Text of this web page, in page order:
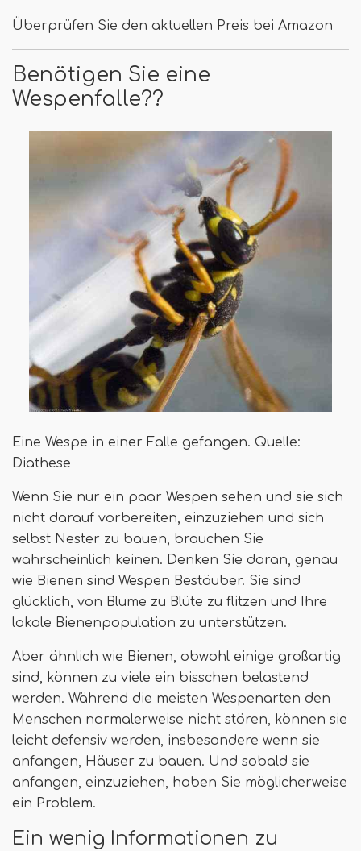
Überprüfen Sie den aktuellen Preis bei Amazon
Benötigen Sie eine
Wespenfalle??
Eine Wespe in einer Falle gefangen. Quelle:
Diathese
Wenn Sie nur ein paar Wespen sehen und sie sich
nicht darauf vorbereiten, einzuziehen und sich
selbst Nester zu bauen, brauchen Sie
wahrscheinlich keinen. Denken Sie daran, genau
wie Bienen sind Wespen Bestäuber. Sie sind
glücklich, von Blume zu Blüte zu flitzen und Ihre
lokale Bienenpopulation zu unterstützen.
Aber ähnlich wie Bienen, obwohl einige großartig
sind, können zu viele ein bisschen belastend
werden. Während die meisten Wespenarten den
Menschen normalerweise nicht stören, können sie
leicht defensiv werden, insbesondere wenn sie
anfangen, Häuser zu bauen. Und sobald sie
anfangen, einzuziehen, haben Sie möglicherweise
ein Problem.
Ein wenig Informationen zu